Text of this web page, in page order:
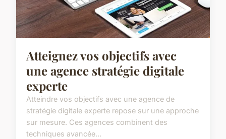
Atteignez vos objectifs avec
une agence stratégie digitale
experte
Atteindre vos objectifs avec une agence de
stratégie digitale experte repose sur une approche
sur mesure. Ces agences combinent des
techniques avancée...